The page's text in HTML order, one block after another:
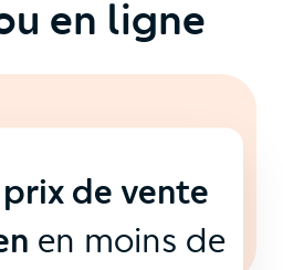
en ligne
de vente
en moins de